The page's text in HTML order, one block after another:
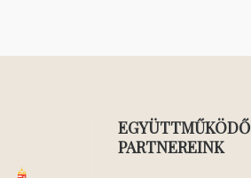
EGYÜTTMŰKÖDŐ
PARTNEREINK